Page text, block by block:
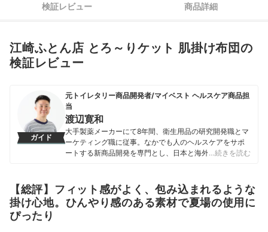
検証レビュー 商品詳細
江崎ふとん店 とろ～りケット 肌掛け布団の
検証レビュー
ガイド
元トイレタリー商品開発者/マイベスト ヘルスケア商品担
当
渡辺寛和
大手製薬メーカーにて8年間、衛生用品の研究開発職とマ
ーケティング職に従事。なかでも人のヘルスケアをサポ
ートする新商品開発を専門とし、日本と海外を合わせて
品全般の比較検証を担当。「ユーザーが知りたいことを
適切な検証に基づきわかりやすく提供する」をモットー
に、日々の業務に取り組んでいる。
…続きを読む
【総評】フィット感がよく、包み込まれるような
掛け心地。ひんやり感のある素材で夏場の使用に
ぴったり